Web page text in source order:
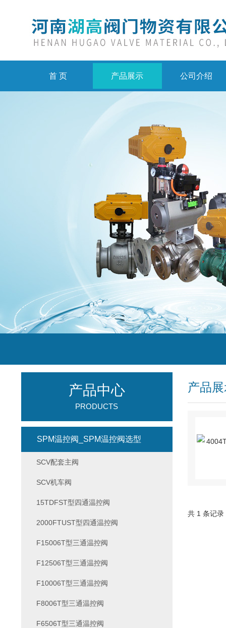
首 页 产品展示 公司介绍
产品
共 1 条记
产品中心
PRODUCTS
SPM温控阀_SPM温控阀选型
SCV配套主阀
SCV机车阀
15TDFST型四通温控阀
2000FTUST型四通温控阀
F15006T型三通温控阀
F12506T型三通温控阀
F10006T型三通温控阀
F8006T型三通温控阀
F6506T型三通温控阀